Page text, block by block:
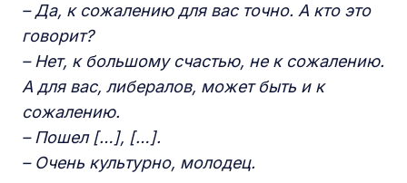
– Да, к сожалению для вас точно. А кто это
говорит?
– Нет, к большому счастью, не к сожалению.
А для вас, либералов, может быть и к
сожалению.
– Пошел […], […].
– Очень культурно, молодец.